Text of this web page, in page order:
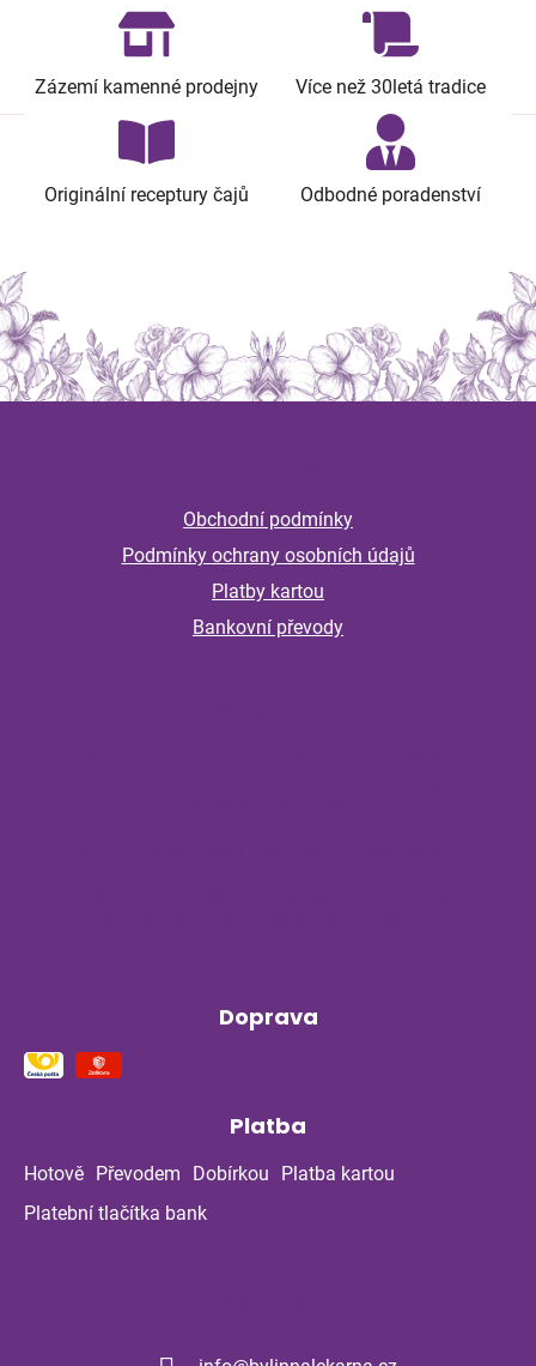
Zázemí kamenné prodejny Více než 30letá tradice
Originální receptury čajů Odbodné poradenství
Z
Obchodní podmínky
Podmínky ochrany osobních údajů
Platby kartou
Bankovní převody
Doprava
Platba
Hotově Převodem Dobírkou
Platba kartou
Platební tlačítka bank